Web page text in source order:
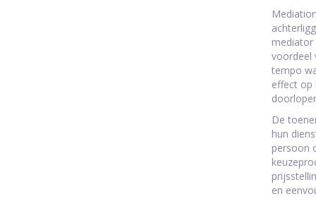
mediator
voordeel
tempo
effect op
De
hun
persoon
en